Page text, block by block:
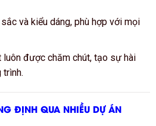
và kiểu dáng, phù hợp với mọi
luôn được chăm chút, tạo sự hài
trình.
ĐỊNH QUA NHIỀU DỰ ÁN